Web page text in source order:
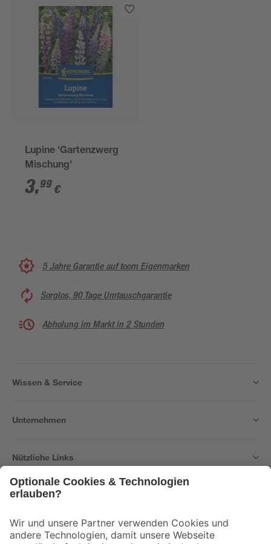
Lupine 'Gartenzwerg
Mischung'
3,99 €
5 Jahre Garantie auf toom Eigenmarken
Sorglos, 90 Tage Umtauschgarantie
Abholung im Markt in 2 Stunden
Wissen & Service
Unternehmen
Nützliche Links
Der toom Newsletter: Keine Angebote und Aktionen mehr verpassen!